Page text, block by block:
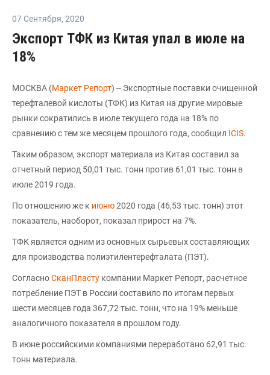
07 Сентября, 2020
Экспорт ТФК из Китая упал в июле на
18%
МОСКВА (Маркет Репорт) -- Экспортные поставки очищенной
терефталевой кислоты (ТФК) из Китая на другие мировые
рынки сократились в июле текущего года на 18% по
сравнению с тем же месяцем прошлого года, сообщил ICIS.
Таким образом, экспорт материала из Китая составил за
отчетный период 50,01 тыс. тонн против 61,01 тыс. тонн в
июле 2019 года.
По отношению же к июню2020 года (46,53 тыс. тонн) этот
показатель, наоборот, показал прирост на 7%.
ТФК является одним из основных сырьевых составляющих
для производства полиэтилентерефталата (ПЭТ).
СогласноСканПласту компании Маркет Репорт, расчетное
потребление ПЭТ в России составило по итогам первых
шести месяцев года 367,72 тыс. тонн, что на 19% меньше
аналогичного показателя в прошлом году.
В июне российскими компаниями переработано 62,91 тыс.
тонн материала.